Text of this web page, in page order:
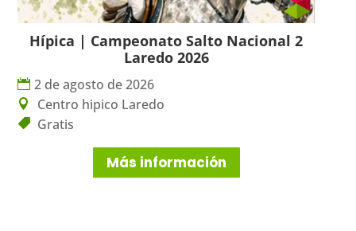
Hípica | Campeonato Salto Nacional 2
Laredo 2026
2 de agosto de 2026
Centro hipico Laredo
Gratis
Más información